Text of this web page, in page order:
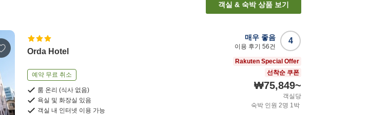
객실 & 숙박 상품 보기
Orda Hotel
예약 무료 취소
룸 온리 (식사 없음)
욕실 및 화장실 있음
객실 내 인터넷 이용 가능
4
매우 좋음
이용 후기 56건
Rakuten Special Offer
선착순 쿠폰
₩75,849~
객실당
숙박 인원 2명 1박